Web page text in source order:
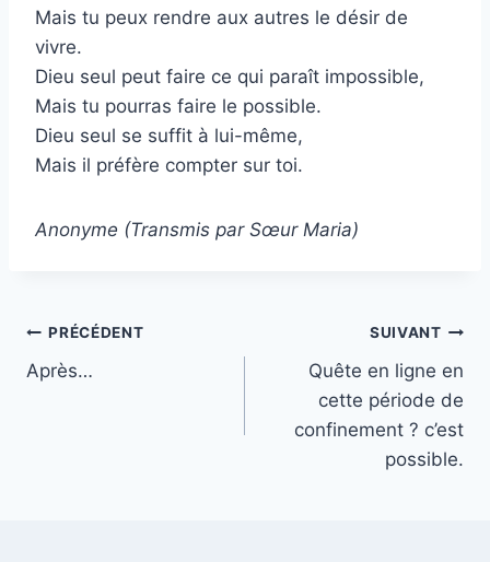
Mais tu peux rendre aux autres le désir de
vivre.
Dieu seul peut faire ce qui paraît impossible,
Mais tu pourras faire le possible.
Dieu seul se suffit à lui-même,
Mais il préfère compter sur toi.
Anonyme (Transmis par Sœur Maria)
Navigation
de
PRÉCÉDENT
Après…
SUIVANT
Quête en ligne en
cette période de
confinement ? c’est
possible.